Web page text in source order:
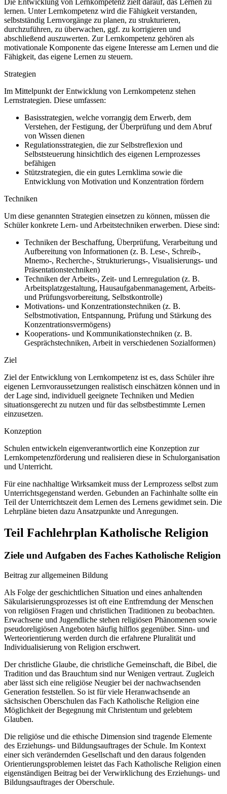
Die Entwicklung von Lernkompetenz zielt darauf, das Lernen zu
lernen. Unter Lernkompetenz wird die Fähigkeit verstanden,
selbstständig Lernvorgänge zu planen, zu strukturieren,
durchzuführen, zu überwachen, ggf. zu korrigieren und
abschließend auszuwerten. Zur Lernkompetenz gehören als
motivationale Komponente das eigene Interesse am Lernen und die
Fähigkeit, das eigene Lernen zu steuern.
Strategien
Im Mittelpunkt der Entwicklung von Lernkompetenz stehen
Lernstrategien. Diese umfassen:
Basisstrategien, welche vorrangig dem Erwerb, dem
Verstehen, der Festigung, der Überprüfung und dem Abruf
von Wissen dienen
Regulationsstrategien, die zur Selbstreflexion und
Selbststeuerung hinsichtlich des eigenen Lernprozesses
befähigen
Stützstrategien, die ein gutes Lernklima sowie die
Entwicklung von Motivation und Konzentration fördern
Techniken
Um diese genannten Strategien einsetzen zu können, müssen die
Schüler konkrete Lern- und Arbeitstechniken erwerben. Diese sind:
Techniken der Beschaffung, Überprüfung, Verarbeitung und
Aufbereitung von Informationen (z. B. Lese-, Schreib-,
Mnemo-, Recherche-, Strukturierungs-, Visualisierungs- und
Präsentationstechniken)
Techniken der Arbeits-, Zeit- und Lernregulation (z. B.
Arbeitsplatzgestaltung, Hausaufgabenmanagement, Arbeits-
und Prüfungsvorbereitung, Selbstkontrolle)
Motivations- und Konzentrationstechniken (z. B.
Selbstmotivation, Entspannung, Prüfung und Stärkung des
Konzentrationsvermögens)
Kooperations- und Kommunikationstechniken (z. B.
Gesprächstechniken, Arbeit in verschiedenen Sozialformen)
Ziel
Ziel der Entwicklung von Lernkompetenz ist es, dass Schüler ihre
eigenen Lernvoraussetzungen realistisch einschätzen können und in
der Lage sind, individuell geeignete Techniken und Medien
situationsgerecht zu nutzen und für das selbstbestimmte Lernen
einzusetzen.
Konzeption
Schulen entwickeln eigenverantwortlich eine Konzeption zur
Lernkompetenzförderung und realisieren diese in Schulorganisation
und Unterricht.
Für eine nachhaltige Wirksamkeit muss der Lernprozess selbst zum
Unterrichtsgegenstand werden. Gebunden an Fachinhalte sollte ein
Teil der Unterrichtszeit dem Lernen des Lernens gewidmet sein. Die
Lehrpläne bieten dazu Ansatzpunkte und Anregungen.
Teil Fachlehrplan Katholische Religion
Ziele und Aufgaben des Faches Katholische Religion
Beitrag zur allgemeinen Bildung
Als Folge der geschichtlichen Situation und eines anhaltenden
Säkularisierungsprozesses ist oft eine Entfremdung der Menschen
von religiösen Fragen und christlichen Traditionen zu beobachten.
Erwachsene und Jugendliche stehen religiösen Phänomenen sowie
pseudoreligiösen Angeboten häufig hilflos gegenüber. Sinn- und
Werteorientierung werden durch die erfahrene Pluralität und
Individualisierung von Religion erschwert.
Der christliche Glaube, die christliche Gemeinschaft, die Bibel, die
Tradition und das Brauchtum sind nur Wenigen vertraut. Zugleich
aber lässt sich eine religiöse Neugier bei der nachwachsenden
Generation feststellen. So ist für viele Heranwachsende an
sächsischen Oberschulen das Fach Katholische Religion eine
Möglichkeit der Begegnung mit Christentum und gelebtem
Glauben.
Die religiöse und die ethische Dimension sind tragende Elemente
des Erziehungs- und Bildungsauftrages der Schule. Im Kontext
einer sich verändernden Gesellschaft und den daraus folgenden
Orientierungsproblemen leistet das Fach Katholische Religion einen
eigenständigen Beitrag bei der Verwirklichung des Erziehungs- und
Bildungsauftrages der Oberschule.